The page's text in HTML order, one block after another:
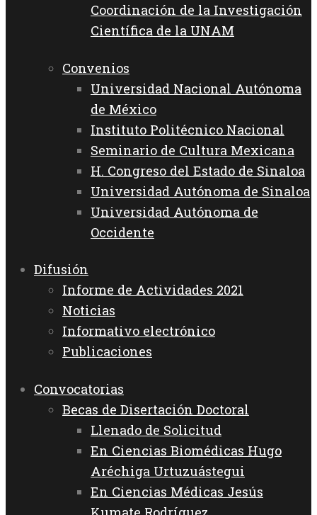
Coordinación de la Investigación
Científica de la UNAM
Convenios
Universidad Nacional Autónoma
de México
Instituto Politécnico Nacional
Seminario de Cultura Mexicana
H. Congreso del Estado de Sinaloa
Universidad Autónoma de Sinaloa
Universidad Autónoma de
Occidente
Difusión
Informe de Actividades 2021
Noticias
Informativo electrónico
Publicaciones
Convocatorias
Becas de Disertación Doctoral
Llenado de Solicitud
En Ciencias Biomédicas Hugo
Aréchiga Urtuzuástegui
En Ciencias Médicas Jesús